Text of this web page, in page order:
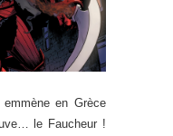
emmène en Grèce
le Faucheur !